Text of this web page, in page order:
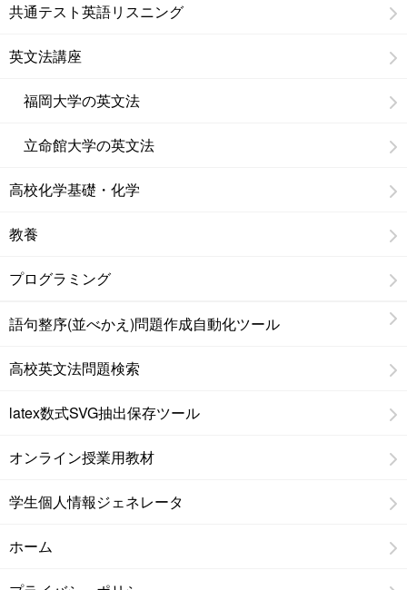
共通テスト英語リスニング
英文法講座
福岡大学の英文法
立命館大学の英文法
高校化学基礎・化学
教養
プログラミング
語句整序(並べかえ)問題作成自動化ツール
高校英文法問題検索
latex数式SVG抽出保存ツール
オンライン授業用教材
学生個人情報ジェネレータ
ホーム